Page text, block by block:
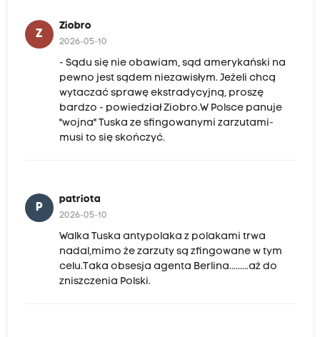
Z
Ziobro
2026-05-10
- Sądu się nie obawiam, sąd amerykański na
pewno jest sądem niezawisłym. Jeżeli chcą
wytaczać sprawę ekstradycyjną, proszę
bardzo - powiedział Ziobro.W Polsce panuje
"wojna" Tuska ze sfingowanymi zarzutami-
musi to się skończyć.
P
patriota
2026-05-10
Walka Tuska antypolaka z polakami trwa
nadal,mimo że zarzuty są zfingowane w tym
celu.Taka obsesja agenta Berlina.........aż do
zniszczenia Polski.